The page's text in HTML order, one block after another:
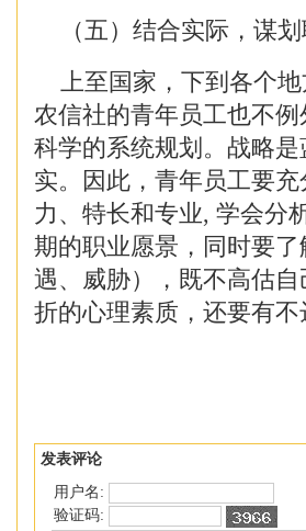
（五）结合实际，谋划
上至国家，下到各个地
农信社的青年员工也不
科学的系统规划。战略
实。因此，青年员工要
力、特长和专业, 学会分
期的职业愿景，同时要
遇、威胁），既不高估
折的心理素质，还要有
发表评论
用户名:
验证码: